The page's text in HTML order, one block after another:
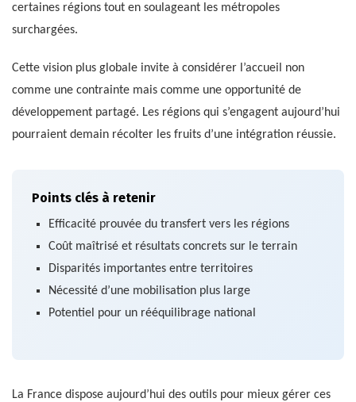
certaines régions tout en soulageant les métropoles
surchargées.
Cette vision plus globale invite à considérer l’accueil non
comme une contrainte mais comme une opportunité de
développement partagé. Les régions qui s’engagent aujourd’hui
pourraient demain récolter les fruits d’une intégration réussie.
Points clés à retenir
Efficacité prouvée du transfert vers les régions
Coût maîtrisé et résultats concrets sur le terrain
Disparités importantes entre territoires
Nécessité d’une mobilisation plus large
Potentiel pour un rééquilibrage national
La France dispose aujourd’hui des outils pour mieux gérer ces